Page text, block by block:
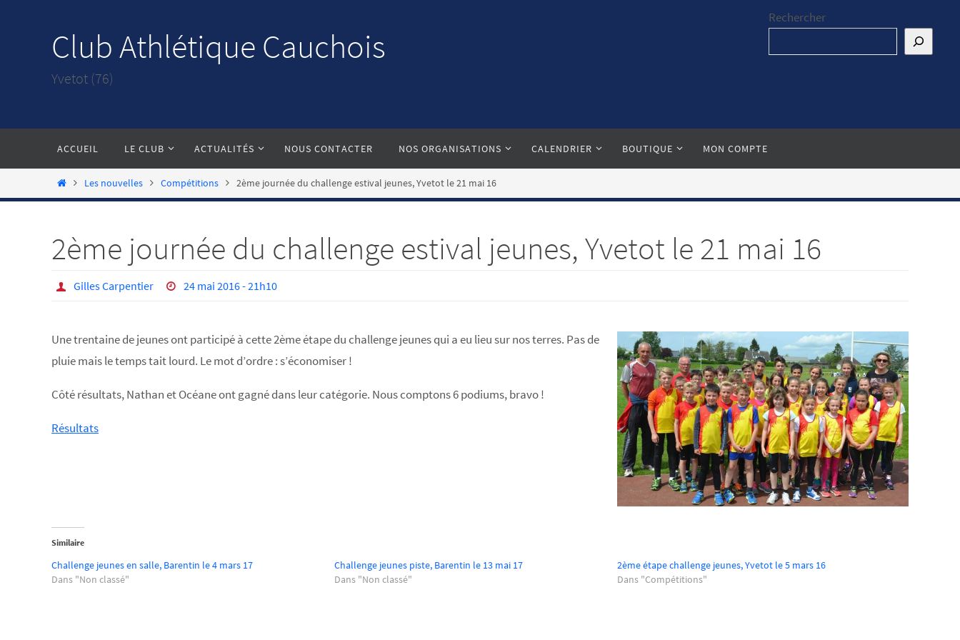
Club Athlétique Cauchois
Yvetot (76)
Rechercher
le
ACCUEIL LE CLUB ACTUALITÉS NOUS CONTACTER NOS ORGANISATIONS CALENDRIER BOUTIQUE MON COMPTE
HomeLes nouvelles Compétitions 2ème journée du challenge estival jeunes, Yvetot le 21 mai 16
2ème journée du challenge estival jeunes, Yvetot le 21 mai 16
Gilles Carpentier 24 mai 2016 - 21h10
Une trentaine de jeunes ont participé à cette 2ème étape du challenge jeunes qui a eu lieu sur nos terres. Pas de
pluie mais le temps tait lourd. Le mot d’ordre : s’économiser !
Côté résultats, Nathan et Océane ont gagné dans leur catégorie. Nous comptons 6 podiums, bravo !
Résultats
Similaire
Challenge jeunes en salle, Barentin le 4 mars 17
Dans "Non classé"
Challenge jeunes piste, Barentin le 13 mai 17
Dans "Non classé"
2ème étape challenge jeunes, Yvetot le 5 mars 16
Dans "Compétitions"